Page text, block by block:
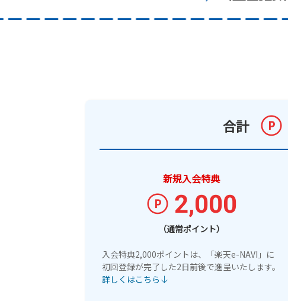
合計
新規入会特典
2,000
（通常ポイント）
入会特典2,000ポイントは、「楽天e-NAVI」に
初回登録が完了した2日前後で進呈いたします。
詳しくはこちら